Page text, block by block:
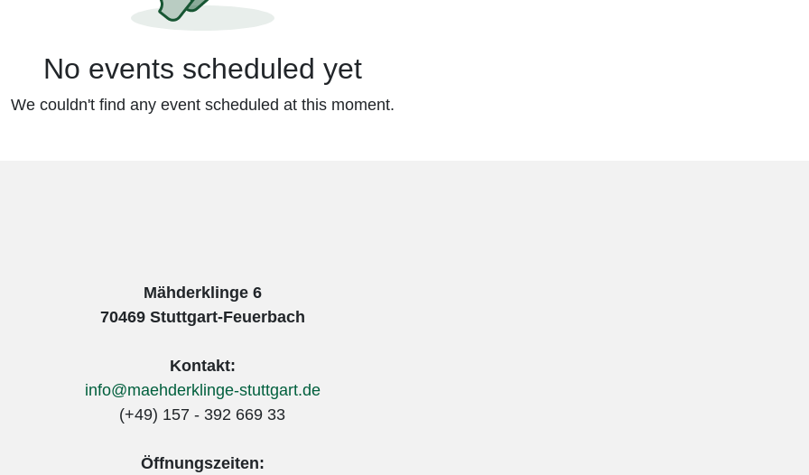
No events scheduled yet
We couldn't find any event scheduled at this moment.
Mähderklinge 6
70469 Stuttgart-Feuerbach​
Kontakt:
info@maehderklinge-stuttgart.de
(+49) 157 - 392 669 33
Öffnungszeiten: